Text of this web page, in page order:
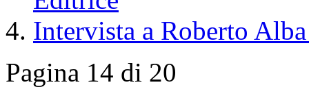
Intervista a Roberto
Pagina 14 di 20